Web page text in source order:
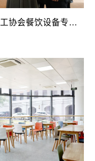
学习互访、成果交流，江苏省轻工协会餐饮设备专业委员会领导莅临我司参观指导